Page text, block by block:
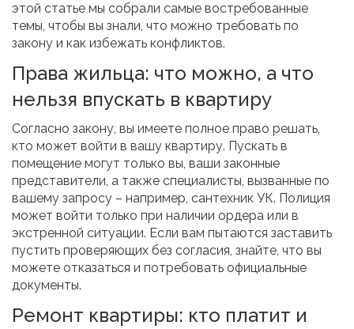
этой статье мы собрали самые востребованные
темы, чтобы вы знали, что можно требовать по
закону и как избежать конфликтов.
Права жильца: что можно, а что
нельзя впускать в квартиру
Согласно закону, вы имеете полное право решать,
кто может войти в вашу квартиру. Пускать в
помещение могут только вы, ваши законные
представители, а также специалисты, вызванные по
вашему запросу – например, сантехник УК. Полиция
может войти только при наличии ордера или в
экстренной ситуации. Если вам пытаются заставить
пустить проверяющих без согласия, знайте, что вы
можете отказаться и потребовать официальные
документы.
Ремонт квартиры: кто платит и